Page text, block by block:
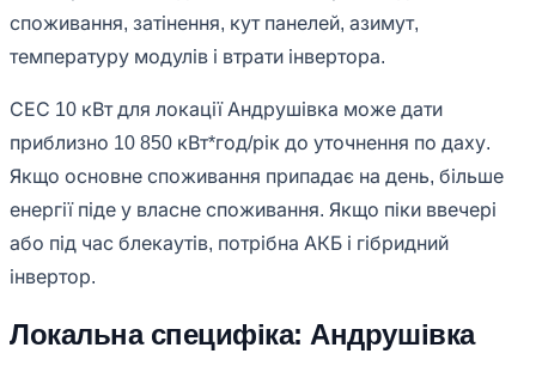
споживання, затінення, кут панелей, азимут,
температуру модулів і втрати інвертора.
СЕС 10 кВт для локації Андрушівка може дати
приблизно 10 850 кВт*год/рік до уточнення по даху.
Якщо основне споживання припадає на день, більше
енергії піде у власне споживання. Якщо піки ввечері
або під час блекаутів, потрібна АКБ і гібридний
інвертор.
Локальна специфіка: Андрушівка